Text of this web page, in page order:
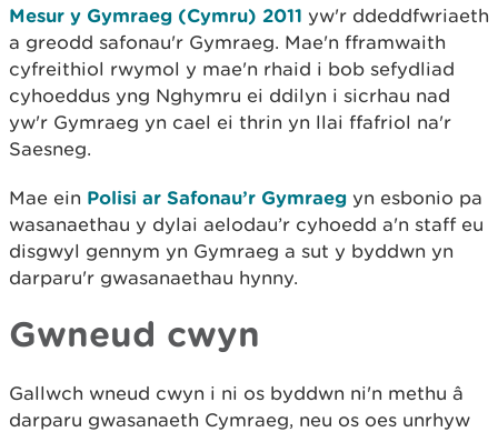
Mesur y Gymraeg (Cymru) 2011 yw'r ddeddfwriaeth
a greodd safonau'r Gymraeg. Mae'n fframwaith
cyfreithiol rwymol y mae'n rhaid i bob sefydliad
cyhoeddus yng Nghymru ei ddilyn i sicrhau nad
yw'r Gymraeg yn cael ei thrin yn llai ffafriol na'r
Saesneg.
Mae ein Polisi ar Safonau’r Gymraeg yn esbonio pa
wasanaethau y dylai aelodau’r cyhoedd a'n staff eu
disgwyl gennym yn Gymraeg a sut y byddwn yn
darparu'r gwasanaethau hynny.
Gwneud cwyn
Gallwch wneud cwyn i ni os byddwn ni'n methu â
darparu gwasanaeth Cymraeg, neu os oes unrhyw